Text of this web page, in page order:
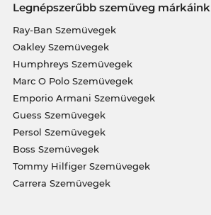
Legnépszerűbb szemüveg márkáink
Ray-Ban Szemüvegek
Oakley Szemüvegek
Humphreys Szemüvegek
Marc O Polo Szemüvegek
Emporio Armani Szemüvegek
Guess Szemüvegek
Persol Szemüvegek
Boss Szemüvegek
Tommy Hilfiger Szemüvegek
Carrera Szemüvegek